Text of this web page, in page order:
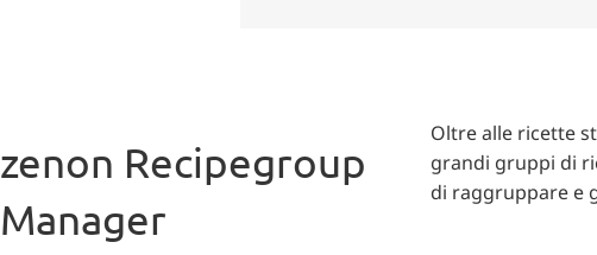
zenon Recipegroup
Manager
Oltre alle ricette
grandi gruppi di
di raggruppare e